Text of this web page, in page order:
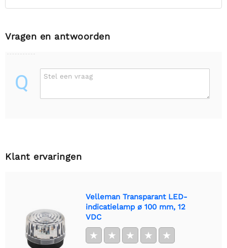
Vragen en antwoorden
Q Stel een vraag
Klant ervaringen
Velleman Transparant LED-
indicatielamp ø 100 mm, 12
VDC
★ ★ ★ ★ ★